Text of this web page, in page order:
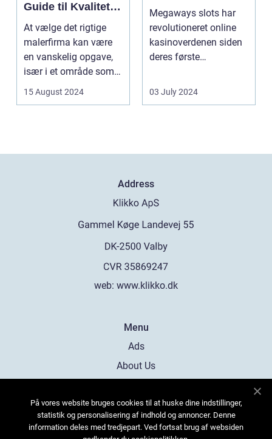
Guide til Kvalitet
og Service
At vælge det rigtige
malerfirma kan være
en vanskelig opgave,
især i et område som
Frederiksberg, hv...
15 August 2024
Megaways slots har
revolutioneret online
kasinoverdenen siden
deres første
spillea...
03 July 2024
Address
web: www.klikko.dk
Menu
Ads
About Us
Contact
Sitemap
På vores website bruges cookies til at huske dine indstillinger,
statistik og personalisering af indhold og annoncer. Denne
information deles med tredjepart. Ved fortsat brug af websiden